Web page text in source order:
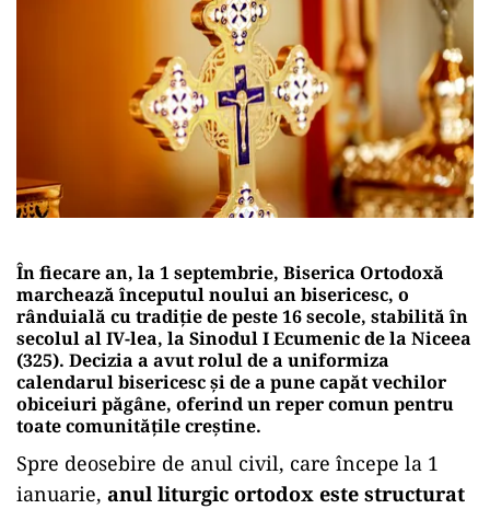
În fiecare an, la 1 septembrie, Biserica Ortodoxă
marchează începutul noului an bisericesc, o
rânduială cu tradiție de peste 16 secole, stabilită în
secolul al IV-lea, la Sinodul I Ecumenic de la Niceea
(325). Decizia a avut rolul de a uniformiza
calendarul bisericesc și de a pune capăt vechilor
obiceiuri păgâne, oferind un reper comun pentru
toate comunitățile creștine.
Spre deosebire de anul civil, care începe la 1
ianuarie, anul liturgic ortodox este structurat